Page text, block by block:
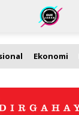
Ekonomi